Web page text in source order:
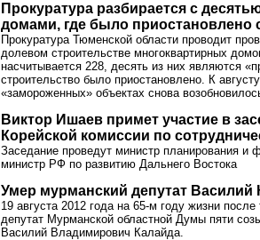
Прокуратура разбирается с
домами, где было приостановлено
Прокуратура Тюменской области проводит
долевом строительстве многоквартирных
насчитывается 228, десять из них являются
строительство было приостановлено. К
«замороженных» объектах снова
Виктор Ишаев примет участие в
Корейской комиссии по
Заседание проведут министр планирования и
министр РФ по развитию Дальнего Востока
Умер мурманский депутат Василий
19 августа 2012 года на 65-м году жизни
депутат Мурманской областной Думы пяти
Василий Владимирович Калайда.